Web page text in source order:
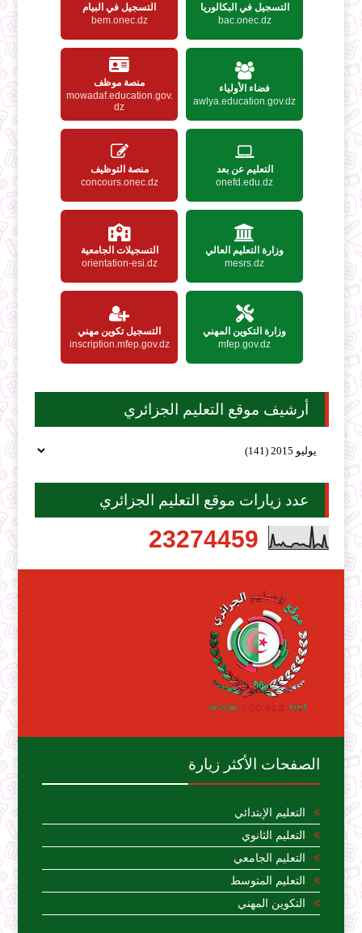
التسجيل في البكالوريا
bac.onec.dz
التسجيل في البيام
bem.onec.dz
فضاء الأولياء
awlya.education.gov.dz
منصة موظف
mowadaf.education.gov.
dz
التعليم عن بعد
onefd.edu.dz
منصة التوظيف
concours.onec.dz
وزارة التعليم العالي
mesrs.dz
التسجيلات الجامعية
orientation-esi.dz
وزارة التكوين المهني
mfep.gov.dz
التسجيل تكوين مهني
inscription.mfep.gov.dz
أرشيف موقع التعليم الجزائري
عدد زيارات موقع التعليم الجزائري
23274459
الصفحات الأكثر زيارة
التعليم الإبتدائي
التعليم الثانوي
التعليم الجامعي
التعليم المتوسط
التكوين المهني